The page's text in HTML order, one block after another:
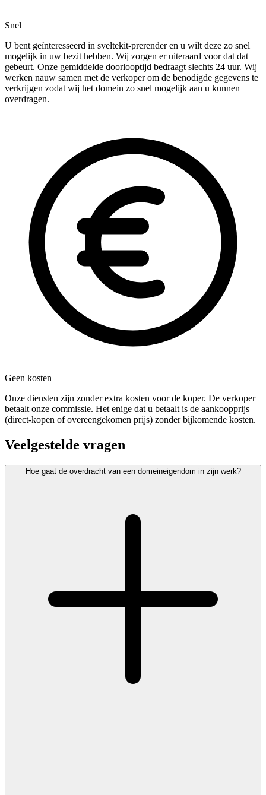
Snel
U bent geïnteresseerd in sveltekit-prerender en u wilt deze zo snel
mogelijk in uw bezit hebben. Wij zorgen er uiteraard voor dat dat
gebeurt. Onze gemiddelde doorlooptijd bedraagt slechts 24 uur. Wij
werken nauw samen met de verkoper om de benodigde gegevens te
verkrijgen zodat wij het domein zo snel mogelijk aan u kunnen
overdragen.
Geen kosten
Onze diensten zijn zonder extra kosten voor de koper. De verkoper
betaalt onze commissie. Het enige dat u betaalt is de aankoopprijs
(direct-kopen of overeengekomen prijs) zonder bijkomende kosten.
Veelgestelde vragen
Hoe gaat de overdracht van een domeineigendom in zijn werk?